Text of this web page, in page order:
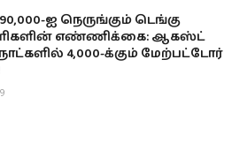
ஐ நெருங்கும் டெங்கு
எண்ணிக்கை: ஆகஸ்ட்
4,000-க்கும் மேற்பட்டோர்